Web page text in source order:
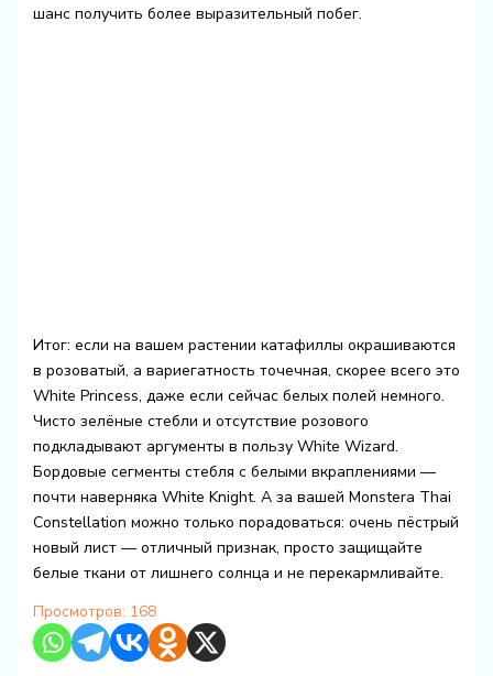
шанс получить более выразительный побег.
Итог: если на вашем растении катафиллы окрашиваются
в розоватый, а вариегатность точечная, скорее всего это
White Princess, даже если сейчас белых полей немного.
Чисто зелёные стебли и отсутствие розового
подкладывают аргументы в пользу White Wizard.
Бордовые сегменты стебля с белыми вкраплениями —
почти наверняка White Knight. А за вашей Monstera Thai
Constellation можно только порадоваться: очень пёстрый
новый лист — отличный признак, просто защищайте
белые ткани от лишнего солнца и не перекармливайте.
Просмотров: 168